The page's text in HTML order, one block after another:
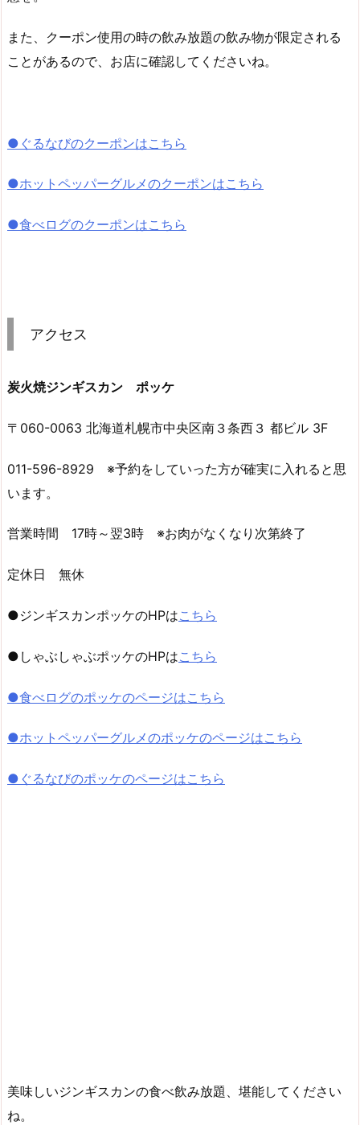
また、クーポン使用の時の飲み放題の飲み物が限定される
ことがあるので、お店に確認してくださいね。
●ぐるなびのクーポンはこちら
●ホットペッパーグルメのクーポンはこちら
●食べログのクーポンはこちら
アクセス
炭火焼ジンギスカン ポッケ
〒060-0063 北海道札幌市中央区南３条西３ 都ビル 3F
011-596-8929 ※予約をしていった方が確実に入れると思
います。
営業時間 17時～翌3時 ※お肉がなくなり次第終了
定休日 無休
●ジンギスカンポッケのHPはこちら
●しゃぶしゃぶポッケのHPはこちら
●食べログのポッケのページはこちら
●ホットペッパーグルメのポッケのページはこちら
●ぐるなびのポッケのページはこちら
美味しいジンギスカンの食べ飲み放題、堪能してください
ね。